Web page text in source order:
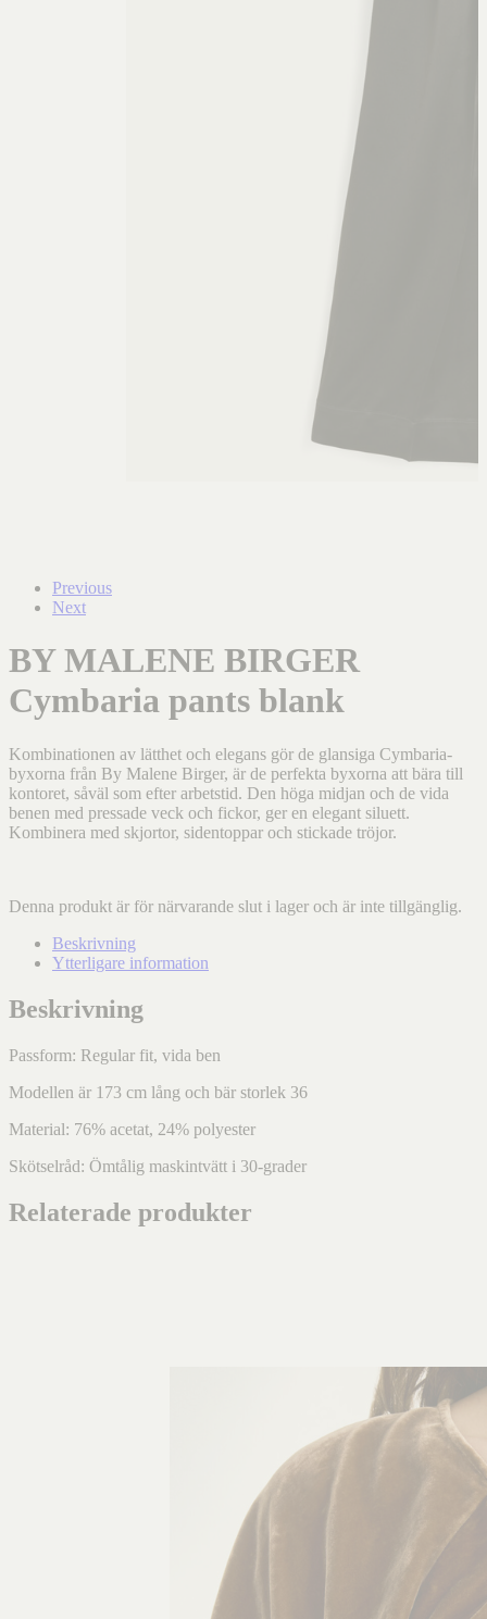
Previous
Next
BY MALENE BIRGER
Cymbaria pants blank
Kombinationen av lätthet och elegans gör de glansiga Cymbaria-
byxorna från By Malene Birger, är de perfekta byxorna att bära till
kontoret, såväl som efter arbetstid. Den höga midjan och de vida
benen med pressade veck och fickor, ger en elegant siluett.
Kombinera med skjortor, sidentoppar och stickade tröjor.
Denna produkt är för närvarande slut i lager och är inte tillgänglig.
Beskrivning
Ytterligare information
Beskrivning
Passform: Regular fit, vida ben
Modellen är 173 cm lång och bär storlek 36
Material: 76% acetat, 24% polyester
Skötselråd: Ömtålig maskintvätt i 30-grader
Relaterade produkter